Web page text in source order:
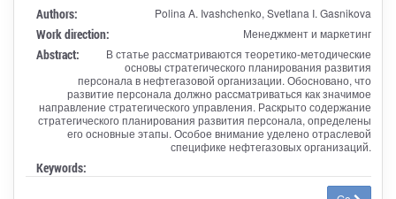
Authors: Polina A. Ivashchenko, Svetlana I. Gasnikova
Work direction: Менеджмент и маркетинг
Abstract:
В статье рассматриваются теоретико-методические
основы стратегического планирования развития
персонала в нефтегазовой организации. Обосновано, что
развитие персонала должно рассматриваться как значимое
направление стратегического управления. Раскрыто содержание
стратегического планирования развития персонала, определены
его основные этапы. Особое внимание уделено отраслевой
специфике нефтегазовых организаций.
Keywords: